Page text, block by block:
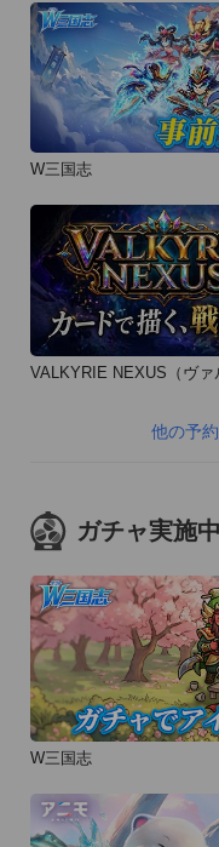
W三国志
VALKYRIE NEXUS（ヴァ
他の予
ガチャ実施
W三国志